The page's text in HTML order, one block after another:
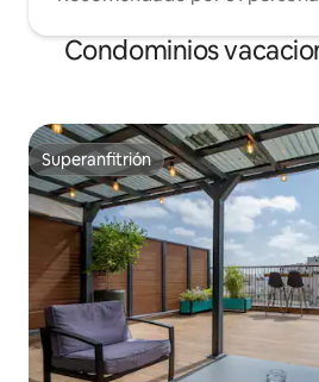
Condominios
Superanfitrión
Superanfitrión